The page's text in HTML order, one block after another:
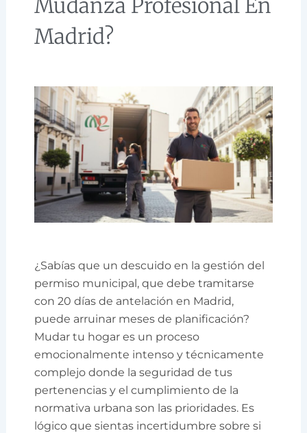
Mudanza Profesional En
Madrid?
¿Sabías que un descuido en la gestión del
permiso municipal, que debe tramitarse
con 20 días de antelación en Madrid,
puede arruinar meses de planificación?
Mudar tu hogar es un proceso
emocionalmente intenso y técnicamente
complejo donde la seguridad de tus
pertenencias y el cumplimiento de la
normativa urbana son las prioridades. Es
lógico que sientas incertidumbre sobre si